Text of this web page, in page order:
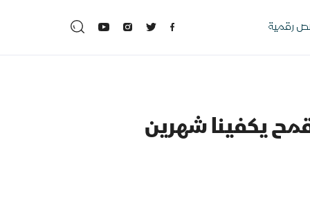
رقمية
يكفينا شهرين